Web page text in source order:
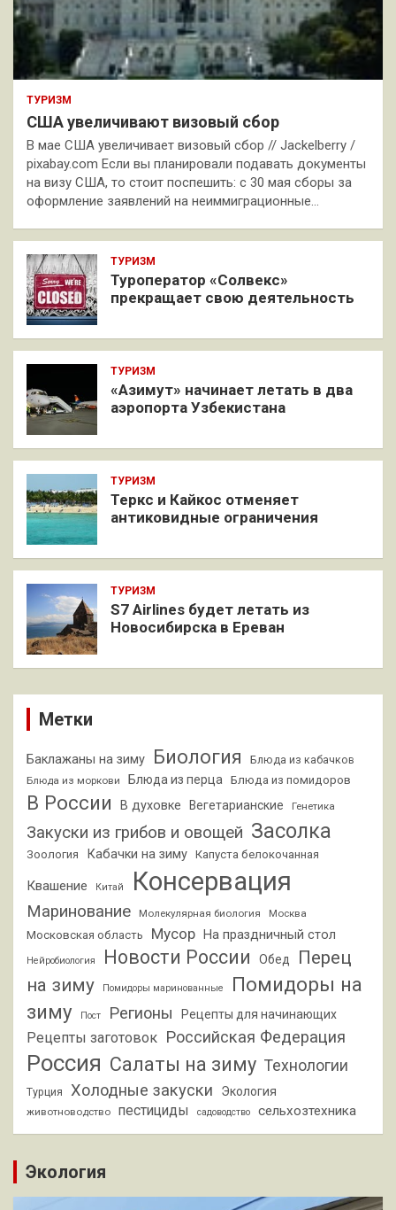
ТУРИЗМ
США увеличивают визовый сбор
В мае США увеличивает визовый сбор // Jackelberry /
pixabay.com Если вы планировали подавать документы
на визу США, то стоит поспешить: с 30 мая сборы за
оформление заявлений на неиммиграционные…
ТУРИЗМ
Туроператор «Солвекс»
прекращает свою деятельность
ТУРИЗМ
«Азимут» начинает летать в два
аэропорта Узбекистана
ТУРИЗМ
Теркс и Кайкос отменяет
антиковидные ограничения
ТУРИЗМ
S7 Airlines будет летать из
Новосибирска в Ереван
Метки
Баклажаны на зиму Биология Блюда из кабачков
Блюда из моркови Блюда из перца Блюда из помидоров
В России В духовке Вегетарианские Генетика
Закуски из грибов и овощей Засолка
Зоология Кабачки на зиму Капуста белокочанная
Квашение Китай Консервация
Маринование Молекулярная биология Москва
Московская область Мусор На праздничный стол
Нейробиология Новости России Обед
Перец
на зиму
Помидоры маринованные
Помидоры на
зиму
Пост Регионы Рецепты для начинающих
Рецепты заготовок Российская Федерация
Россия Салаты на зиму Технологии
Турция Холодные закуски Экология
животноводство пестициды садоводство сельхозтехника
Экология